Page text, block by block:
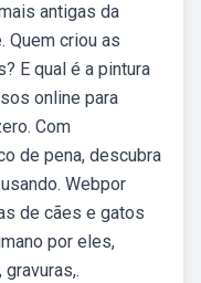
antigas da
Quem criou as
E qual é a pintura
online para
Com
de pena, descubra
Webpor
de cães e gatos
por eles,